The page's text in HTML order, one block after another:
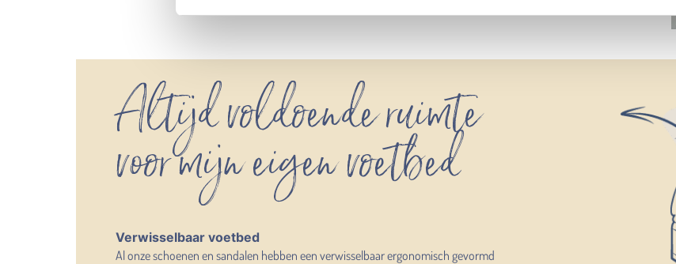
Altijd voldoende ruimte
voor mijn eigen voetbed
Verwisselbaar voetbed
Al onze schoenen en sandalen hebben een verwisselbaar ergonomisch gevormd